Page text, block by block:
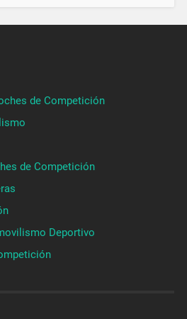
de Competición
de Competición
Deportivo